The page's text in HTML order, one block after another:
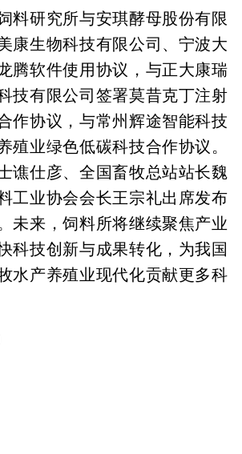
料研究所与安琪酵母股份有限
康生物科技有限公司、宁波大
腾软件使用协议，与正大康瑞
技有限公司签署莫昔克丁注射
作协议，与常州辉途智能科技
殖业绿色低碳科技合作协议。
谯仕彦、全国畜牧总站站长魏
工业协会会长王宗礼出席发布
未来，饲料所将继续聚焦产业
科技创新与成果转化，为我国
水产养殖业现代化贡献更多科